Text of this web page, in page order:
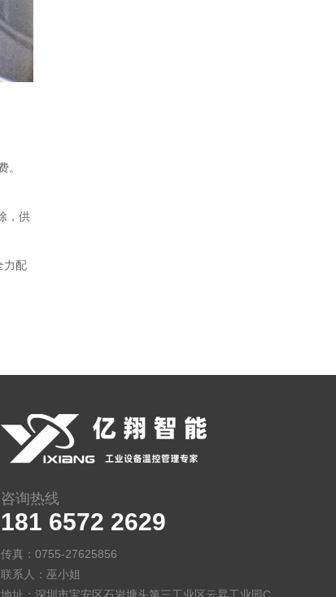
。
，供
力配
咨询热线
181 6572 2629
传真：0755-27625856
联系人：巫小姐